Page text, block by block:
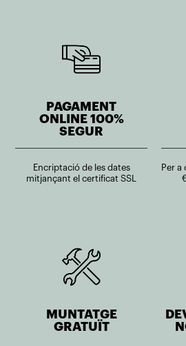
PAGAMENT
ONLINE 100%
SEGUR
Encriptació de les dates
mitjançant el certificat SSL
Per a
MUNTATGE
GRATUÏT